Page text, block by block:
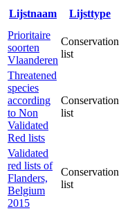
Lijstnaam
Lijsttype
Prioritaire
soorten
Vlaanderen
Conservation
list
Threatened
species
according
to Non
Validated
Red lists
Conservation
list
Validated
red lists of
Flanders,
Belgium
2015
Conservation
list